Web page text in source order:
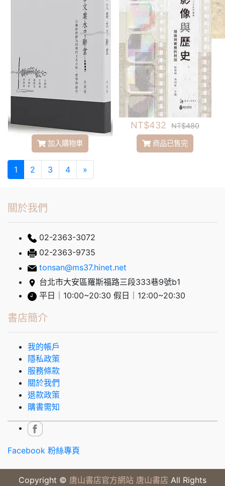
廣告文案水平辭堂：以鑲
析、教學與創作
NT$293
加入購物車
影像與歷史：理論與實務
的對話
NT$432 NT$480
商品已售完
1 2 3 4 »
關於我們
02-2363-3072
02-2363-9735
tonsan@ms37.hinet.net
台北市大安區羅斯福路三段333巷9號b1
平日｜10:00~20:30 假日｜12:00~20:30
書店簡介
我的帳戶
隱私政策
服務條款
關於我們
退款政策
購書需知
Facebook 粉絲專頁
Copyright © 唐山書店官方網站 唐山書店 All Rights